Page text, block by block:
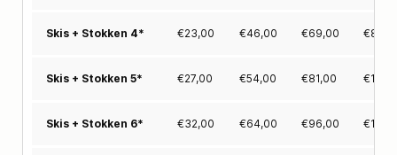
Skis + Stokken 4* €23,00 €46,00 €69,00 €
Skis + Stokken 5* €27,00 €54,00 €81,00 €
Skis + Stokken 6* €32,00 €64,00 €96,00 €